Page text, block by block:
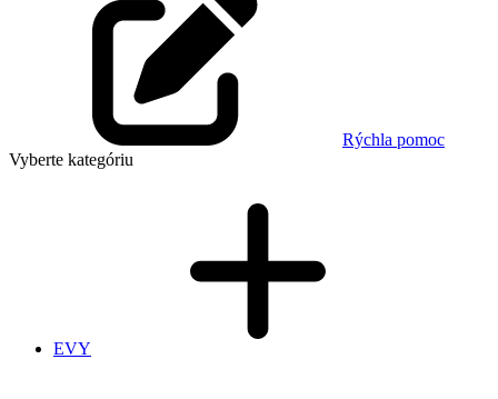
Rýchla pomoc
Vyberte kategóriu
EVY